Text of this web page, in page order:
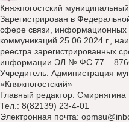
Княжпогостский
Зарегистрирован в
сфере связи, информационных
коммуникаций 25.06.2024 г.,
реестра зарегистрированных
информации ЭЛ № ФС 77 –
Учредитель: Администрация
«Княжпогостский»
Главный редактор: Смирнягина
Тел.: 8(82139) 23-4-01
Электронная почта: